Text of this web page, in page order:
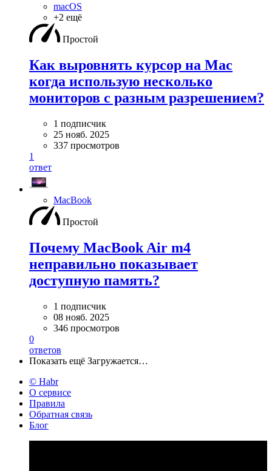
macOS
+2 ещё
Простой
Как выровнять курсор на Mac
когда использую несколько
мониторов с разным разрешением?
1 подписчик
25 нояб. 2025
337 просмотров
1
ответ
MacBook
Простой
Почему MacBook Air m4
неправильно показывает
доступную память?
1 подписчик
08 нояб. 2025
346 просмотров
0
ответов
Показать ещё Загружается…
© Habr
О сервисе
Правила
Обратная связь
Блог